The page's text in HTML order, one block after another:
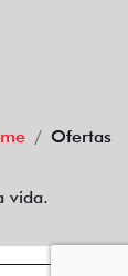
Ofertas
vida.